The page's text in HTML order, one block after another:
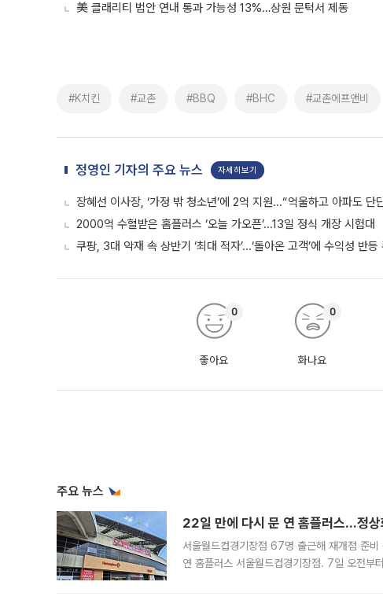
美 클래리티 법안 연내 통과 가능성 13%…상원 문턱서 제동
#K치킨 #교촌 #BBQ #BHC #교촌에프앤비
정영인 기자의 주요 뉴스 자세히보기
장혜선 이사장, ‘가정 밖 청소년’에 2억 지원...“억울하고 아파도 단
2000억 수혈받은 홈플러스 ‘오늘 가오픈’...13일 정식 개장 시험대
쿠팡, 3대 악재 속 상반기 ‘최대 적자’...‘돌아온 고객’에 수익성 반등
좋아요
0
화나요
0
주요 뉴스
22일 만에 다시 문 연 홈플러스…정상
서울월드컵경기장점 67명 출근해 재개점 준
연 홈플러스 서울월드컵경기장점. 7일 오전부